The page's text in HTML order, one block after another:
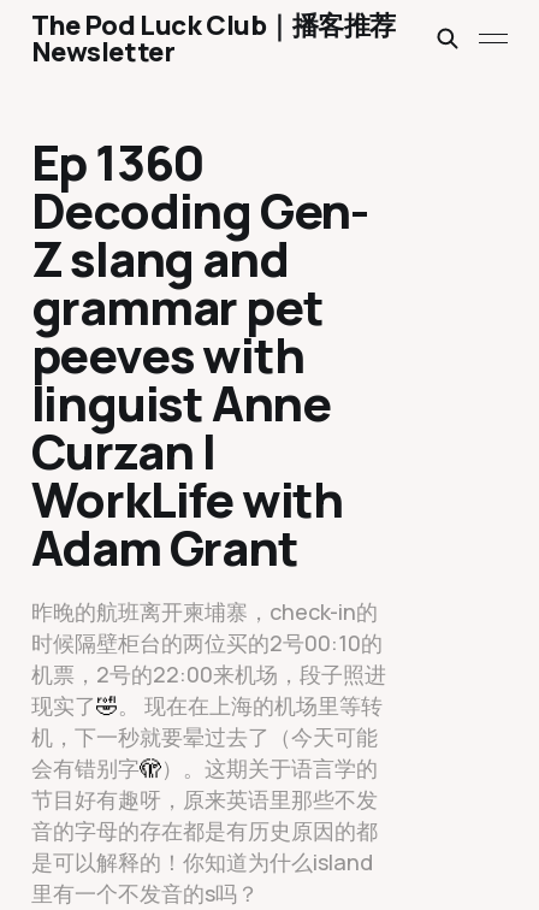
The Pod Luck Club｜播客推荐
Newsletter
Ep 1360
Decoding Gen-
Z slang and
grammar pet
peeves with
linguist Anne
Curzan |
WorkLife with
Adam Grant
昨晚的航班离开柬埔寨，check-in的
时候隔壁柜台的两位买的2号00:10的
机票，2号的22:00来机场，段子照进
现实了🤣。 现在在上海的机场里等转
机，下一秒就要晕过去了（今天可能
会有错别字🫣）。这期关于语言学的
节目好有趣呀，原来英语里那些不发
音的字母的存在都是有历史原因的都
是可以解释的！你知道为什么island
里有一个不发音的s吗？